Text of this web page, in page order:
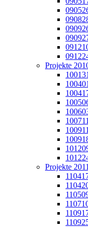
Projekte
Projekte 2011